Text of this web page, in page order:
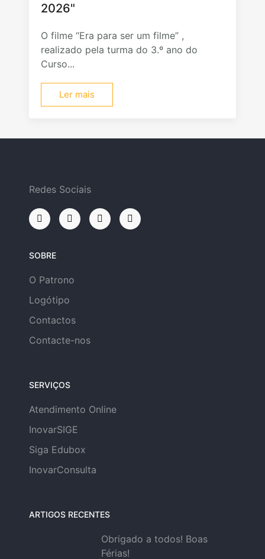
2026"
O filme “Era para ser um filme” ,
realizado pela turma do 3.º ano do
Curso...
Ler mais
Redes Sociais
SOBRE
O Patrono
Logótipo
Contactos
Contacte-nos
SERVIÇOS
Atendimento Online
InovarSIGE
Siga Edubox
InovarConsulta
ARTIGOS RECENTES
Obrigado a todos! Boas
Férias!